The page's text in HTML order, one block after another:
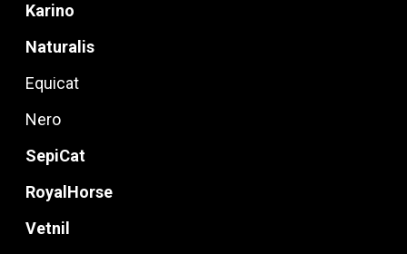
Karino
Naturalis
Equicat
Nero
SepiCat
RoyalHorse
Vetnil